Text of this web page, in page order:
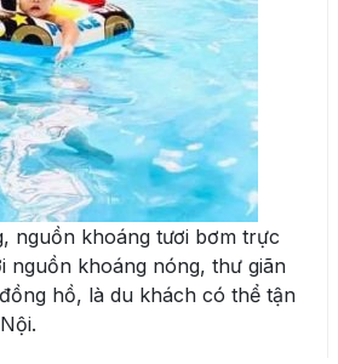
nguồn khoáng tươi bơm trực
nguồn khoáng nóng, thư giãn
hồ, là du khách có thể tận